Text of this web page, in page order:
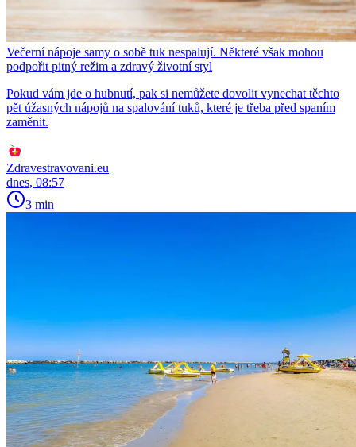
Večerní nápoje samy o sobě tuk nespalují. Některé však mohou
podpořit pitný režim a zdravý životní styl
Pokud vám jde o hubnutí, pak si nemůžete dovolit vynechat těchto
pět úžasných nápojů na spalování tuků, které je třeba před spaním
zaměnit.
Zdravestravovani.eu
dnes, 08:57
3 min